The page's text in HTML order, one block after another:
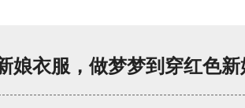
娘衣服，做梦梦到穿红色